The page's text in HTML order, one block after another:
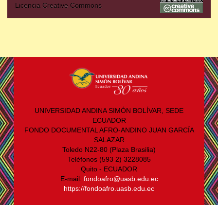
Licencia Creative Commons
UNIVERSIDAD ANDINA SIMÓN BOLÍVAR, SEDE
ECUADOR
FONDO DOCUMENTAL AFRO-ANDINO JUAN GARCÍA
SALAZAR
Toledo N22-80 (Plaza Brasilia)
Teléfonos (593 2) 3228085
Quito - ECUADOR
E-mail: fondoafro@uasb.edu.ec
https://fondoafro.uasb.edu.ec